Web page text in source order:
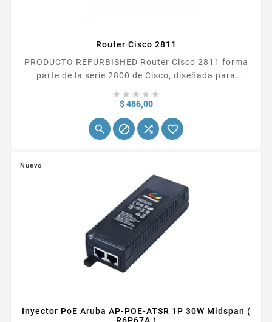
Router Cisco 2811
PRODUCTO REFURBISHED Router Cisco 2811 forma
parte de la serie 2800 de Cisco, diseñada para
segura para pequeñas y medianas empresas. Este
    
$ 486,00Precio
   
Nuevo
Inyector PoE Aruba AP-POE-ATSR 1P 30W Midspan (